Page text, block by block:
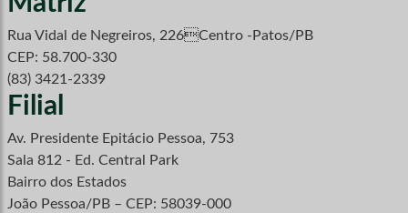
Rua Vidal de Negreiros, 226Centro -Patos/PB
CEP: 58.700-330
(83) 3421-2339
Filial
Av. Presidente Epitácio Pessoa, 753
Sala 812 - Ed. Central Park
Bairro dos Estados
João Pessoa/PB – CEP: 58039-000